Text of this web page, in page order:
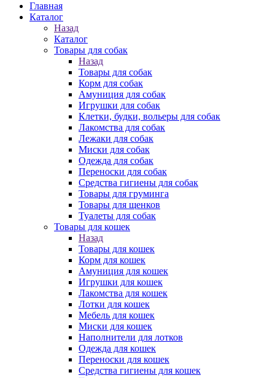
Главная
Каталог
Назад
Каталог
Товары для собак
Назад
Товары для собак
Корм для собак
Амуниция для собак
Игрушки для собак
Клетки, будки, вольеры для собак
Лакомства для собак
Лежаки для собак
Миски для собак
Одежда для собак
Переноски для собак
Средства гигиены для собак
Товары для груминга
Товары для щенков
Туалеты для собак
Товары для кошек
Назад
Товары для кошек
Корм для кошек
Амуниция для кошек
Игрушки для кошек
Лакомства для кошек
Лотки для кошек
Мебель для кошек
Миски для кошек
Наполнители для лотков
Одежда для кошек
Переноски для кошек
Средства гигиены для кошек